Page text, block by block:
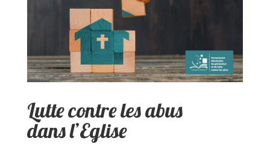
Lutte contre les abus
dans l’Eglise